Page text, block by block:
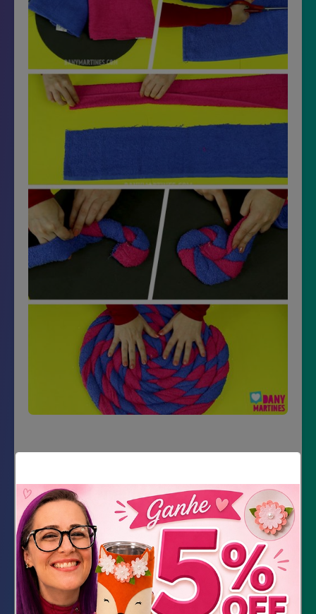
Material Necessário
E.V.A. 5mm
Toalha (2 cores)
Tesoura